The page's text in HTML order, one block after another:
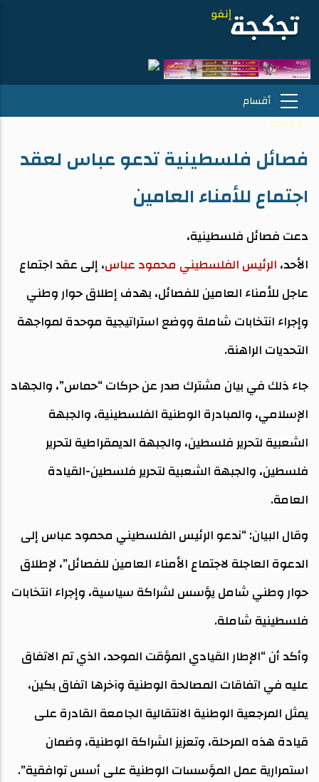
فصائل فلسطينية تدعو عباس لعقد
اجتماع للأمناء العامين
دعت فصائل فلسطينية،
الأحد،الرئيس الفلسطيني محمود عباس، إلى عقد اجتماع
عاجل للأمناء العامين للفصائل، بهدف إطلاق حوار وطني
وإجراء انتخابات شاملة ووضع استراتيجية موحدة لمواجهة
التحديات الراهنة.
جاء ذلك في بيان مشترك صدر عن حركات “حماس”، والجهاد
الإسلامي، والمبادرة الوطنية الفلسطينية، والجبهة
الشعبية لتحرير فلسطين، والجبهة الديمقراطية لتحرير
فلسطين، والجبهة الشعبية لتحرير فلسطين-القيادة
العامة.
وقال البيان: “ندعو الرئيس الفلسطيني محمود عباس إلى
الدعوة العاجلة لاجتماع الأمناء العامين للفصائل”، لإطلاق
حوار وطني شامل يؤسس لشراكة سياسية، وإجراء انتخابات
فلسطينية شاملة.
وأكد أن “الإطار القيادي المؤقت الموحد، الذي تم الاتفاق
عليه في اتفاقات المصالحة الوطنية وآخرها اتفاق بكين،
يمثل المرجعية الوطنية الانتقالية الجامعة القادرة على
قيادة هذه المرحلة، وتعزيز الشراكة الوطنية، وضمان
استمرارية عمل المؤسسات الوطنية على أسس توافقية”.